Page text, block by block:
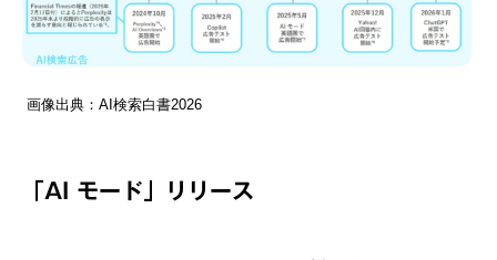
画像出典：AI検索白書2026
「AI モード」リリース